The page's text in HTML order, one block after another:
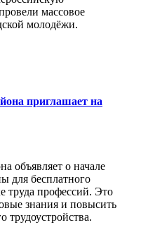
массовое
молодёжи.
приглашает на
объявляет о начале
для бесплатного
труда профессий. Это
знания и повысить